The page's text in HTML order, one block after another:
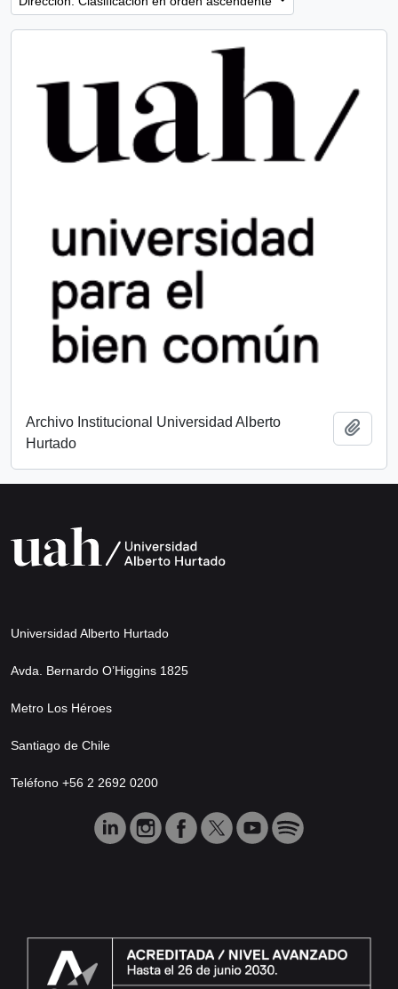
Archivo Institucional Universidad Alberto
Hurtado
Universidad Alberto Hurtado
Avda. Bernardo O’Higgins 1825
Metro Los Héroes
Santiago de Chile
Teléfono +56 2 2692 0200